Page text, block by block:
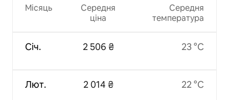
Місяць
Січ.
Лют.
Середня
ціна
2 506 ₴
2 014 ₴
Середня
температура
23 °C
22 °C